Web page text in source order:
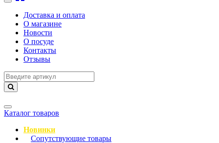
Toggle
navigationДоставка и оплата
О магазине
Новости
О посуде
Контакты
Отзывы
Навигация
Каталог товаров
Новинки
Сопутствующие товары